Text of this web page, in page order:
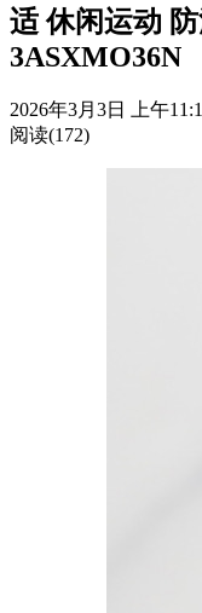
适 休闲运动
3ASXMO36N
2026年3月3日 上午
阅读(172)